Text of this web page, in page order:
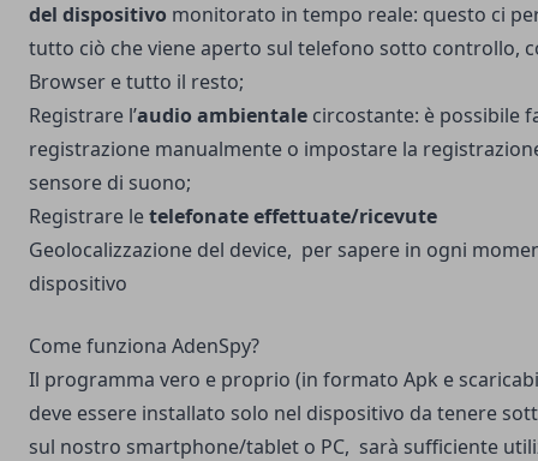
del dispositivo monitorato in tempo reale: questo ci
tutto ciò che viene aperto sul telefono sotto controllo,
Browser e tutto il resto;
Registrare l’audio ambientale circostante: è possibile
registrazione manualmente o impostare la
sensore di suono;
Registrare letelefonate effettuate/ricevute
Geolocalizzazione del device, per sapere in ogni
dispositivo
Come funziona AdenSpy?
Il programma vero e proprio (in formato Apk e
deve essere installato solo nel dispositivo da tenere
sul nostro smartphone/tablet o PC, sarà sufficiente